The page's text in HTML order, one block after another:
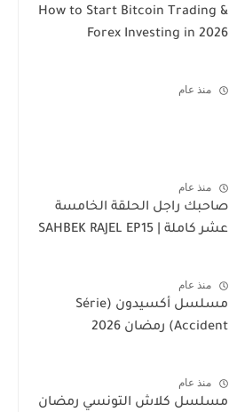
How to Start Bitcoin Trading &
Forex Investing in 2026
منذ عام
منذ عام
صاحبك راجل الحلقة الخامسة
عشر كاملة | SAHBEK RAJEL EP15
منذ عام
مسلسل أكسيدون (Série
Accident) رمضان 2026
منذ عام
مسلسل كلاش التونسي رمضان